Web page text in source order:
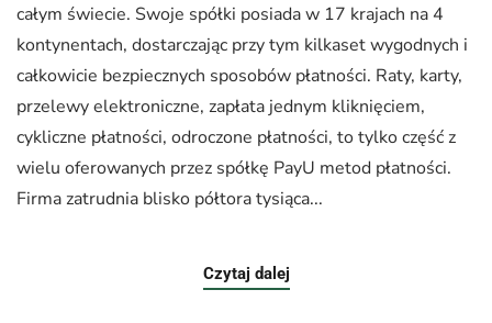
całym świecie. Swoje spółki posiada w 17 krajach na 4
kontynentach, dostarczając przy tym kilkaset wygodnych i
całkowicie bezpiecznych sposobów płatności. Raty, karty,
przelewy elektroniczne, zapłata jednym kliknięciem,
cykliczne płatności, odroczone płatności, to tylko część z
wielu oferowanych przez spółkę PayU metod płatności.
Firma zatrudnia blisko półtora tysiąca...
Czytaj dalej